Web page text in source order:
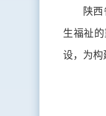
陕
生福祉
设，为构